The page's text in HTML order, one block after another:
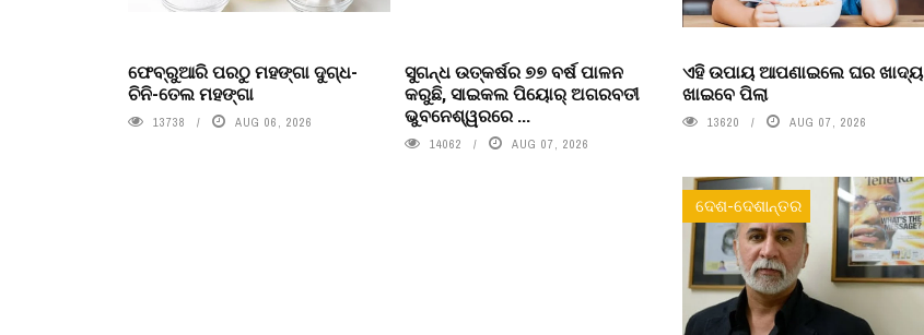
ଫେବ୍ରୁଆରି ପରଠୁ ମହଙ୍ଗା ଦୁଗ୍ଧ-
ଚିନି-ତେଲ ମହଙ୍ଗା
13738 AUG 06, 2026
ସୁଗନ୍ଧ ଉତ୍କର୍ଷର ୭୭ ବର୍ଷ ପାଳନ
କରୁଛି, ସାଇକଲ ପିୟୋର୍‌ ଅଗରବତୀ
ଭୁବନେଶ୍ୱରରେ ...
14062 AUG 07, 2026
ଏହି ଉପାୟ ଆପଣାଇଲେ ଘର ଖାଦ୍ୟ
ଖାଇବେ ପିଲା
13620 AUG 07, 2026
ଦେଶ-ଦେଶାନ୍ତର